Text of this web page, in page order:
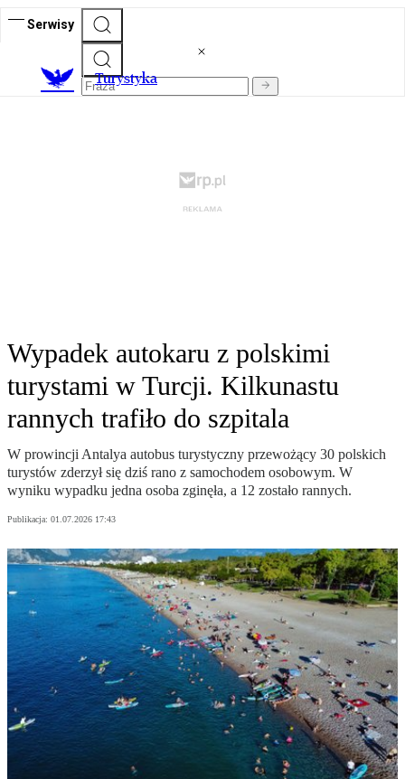
Serwisy
Turystyka
Wypadek autokaru z polskimi
turystami w Turcji. Kilkunastu
rannych trafiło do szpitala
W prowincji Antalya autobus turystyczny przewożący 30 polskich
turystów zderzył się dziś rano z samochodem osobowym. W
wyniku wypadku jedna osoba zginęła, a 12 zostało rannych.
Publikacja: 01.07.2026 17:43